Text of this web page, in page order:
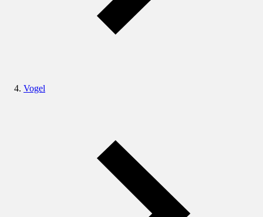
Vogel